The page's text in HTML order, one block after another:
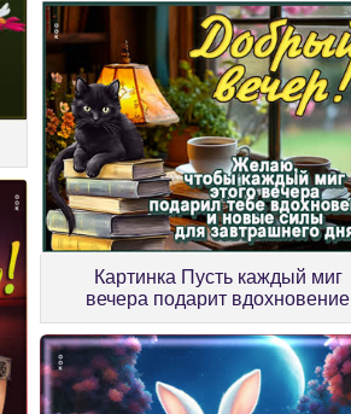
Картинка Пусть каждый миг
вечера подарит вдохновение